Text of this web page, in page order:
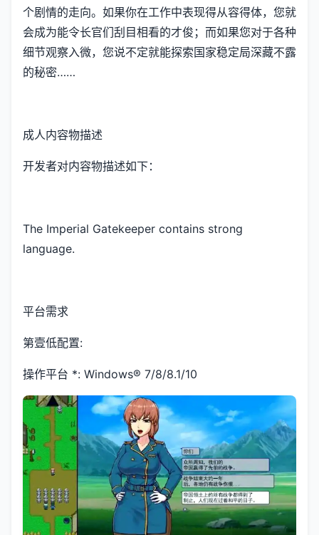
个剧情的走向。如果你在工作中表现得从容得体，您就
会成为能令长官们刮目相看的才俊；而如果您对于各种
细节观察入微，您说不定就能探索国家稳定局深藏不露
的秘密……
成人内容物描述
开发者对内容物描述如下：
The Imperial Gatekeeper contains strong
language.
平台需求
第壹低配置:
操作平台 *: Windows® 7/8/8.1/10